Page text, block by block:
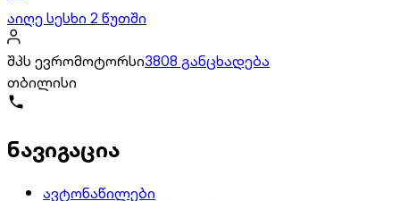
აიღე სესხი 2 წუთში
შპს ევრომოტორსი3808 განცხადება
თბილისი
ნავიგაცია
ავტონაწილები